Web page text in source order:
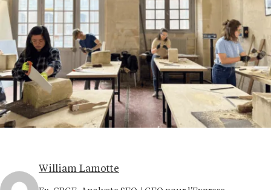
William Lamotte